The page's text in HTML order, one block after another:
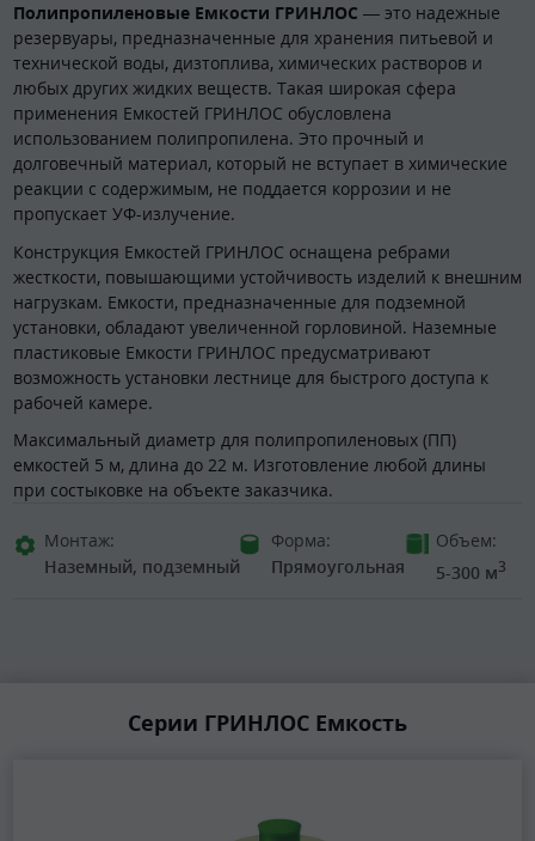
Полипропиленовые Емкости ГРИНЛОС — это надежные
резервуары, предназначенные для хранения питьевой и
технической воды, дизтоплива, химических растворов и
любых других жидких веществ. Такая широкая сфера
применения Емкостей ГРИНЛОС обусловлена
использованием полипропилена. Это прочный и
долговечный материал, который не вступает в химические
реакции с содержимым, не поддается коррозии и не
пропускает УФ-излучение.
Конструкция Емкостей ГРИНЛОС оснащена ребрами
жесткости, повышающими устойчивость изделий к внешним
нагрузкам. Емкости, предназначенные для подземной
установки, обладают увеличенной горловиной. Наземные
пластиковые Емкости ГРИНЛОС предусматривают
возможность установки лестнице для быстрого доступа к
рабочей камере.
Максимальный диаметр для полипропиленовых (ПП)
емкостей 5 м, длина до 22 м. Изготовление любой длины
при состыковке на объекте заказчика.
Монтаж:
Наземный, подземный
Форма:
Прямоугольная
Объем:
5-300 м3
Серии ГРИНЛОС Емкость